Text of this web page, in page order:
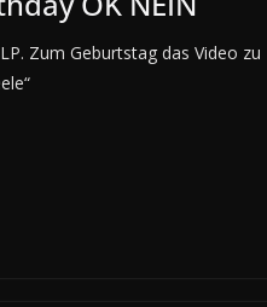
Zum Geburtstag das Video zu